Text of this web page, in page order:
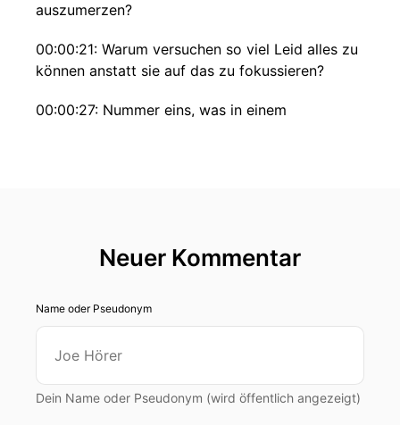
auszumerzen?
00:00:21: Warum versuchen so viel Leid alles zu
können anstatt sie auf das zu fokussieren?
00:00:27: Nummer eins, was in einem
00:00:42: Warum?
schnell klar war, was meine Superpower ist, ich
vom riesengroßen Feld gestanden bin, vom
riesengerossen Fragezeichen, was kann ich
denn jetzt eigentlich nur?
Neuer Kommentar
Name oder Pseudonym
Dein Name oder Pseudonym (wird öffentlich angezeigt)